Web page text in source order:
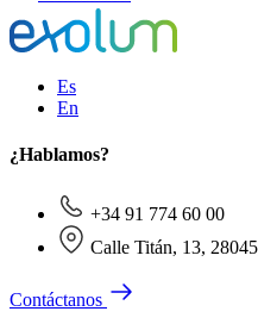
Es
En
¿Hablamos?
+34 91 774 60 00
Calle Titán, 13,
Contáctanos